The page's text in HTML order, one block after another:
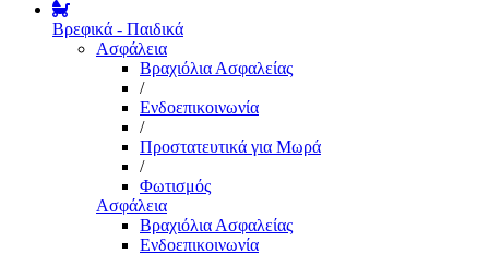
Βρεφικά - Παιδικά
Ασφάλεια
Βραχιόλια Ασφαλείας
/
Ενδοεπικοινωνία
/
Προστατευτικά για Μωρά
/
Φωτισμός
Ασφάλεια
Βραχιόλια Ασφαλείας
Ενδοεπικοινωνία